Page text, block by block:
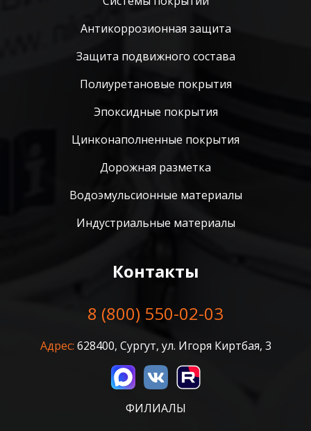
Антикоррозионная защита
Защита подвижного состава
Полиуретановые покрытия
Эпоксидные покрытия
Цинконаполненные покрытия
Дорожная разметка
Водоэмульсионные материалы
Индустриальные материалы
Контакты
8 (800) 550-02-03
Адрес: 628400, Сургут, ул. Игоря Киртбая, 3
ФИЛИАЛЫ